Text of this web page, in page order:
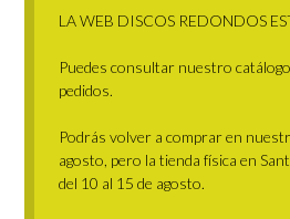
LA WEB DISCOS REDONDOS
Puedes consultar nuestro
pedidos.
Podrás volver a comprar en
agosto, pero la tienda física en
del 10 al 15 de agosto.